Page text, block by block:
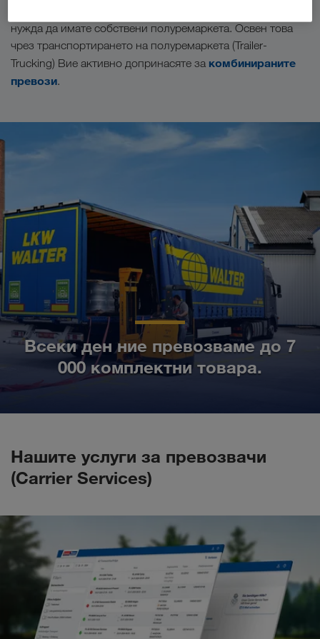
нужда да имате собствени полуремаркета. Освен това
чрез транспортирането на полуремаркета (Trailer-
Trucking) Вие активно допринасяте за комбинираните
превози.
Всеки ден ние превозваме до 7
000 комплектни товара.
Нашите услуги за превозвачи
(Carrier Services)